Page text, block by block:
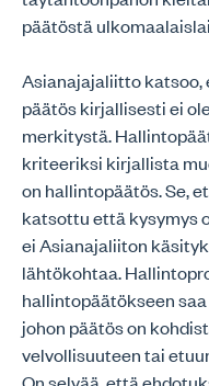
päätöstä
Asianajajaliitto katsoo,
päätös kirjallisesti ei
merkitystä.
kriteeriksi kirjallista
on hallintopäätös. Se,
katsottu että kysymys
ei Asianajaliiton
lähtökohtaa.
hallintopäätökseen
johon päätös on
velvollisuuteen tai